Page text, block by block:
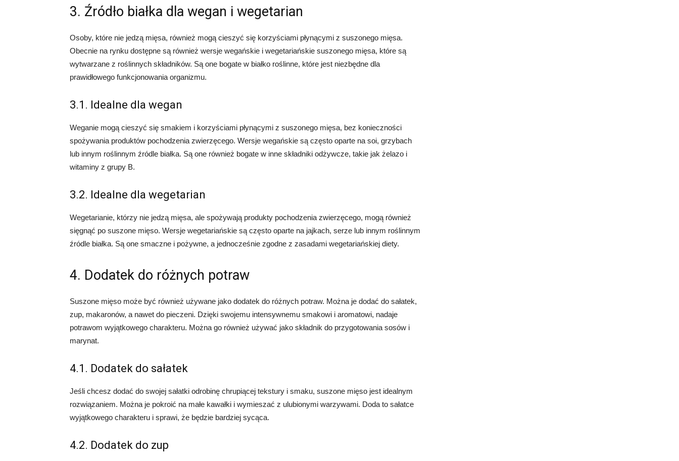
3. Źródło białka dla wegan i wegetarian
Osoby, które nie jedzą mięsa, również mogą cieszyć się korzyściami płynącymi z suszonego mięsa.
Obecnie na rynku dostępne są również wersje wegańskie i wegetariańskie suszonego mięsa, które są
wytwarzane z roślinnych składników. Są one bogate w białko roślinne, które jest niezbędne dla
prawidłowego funkcjonowania organizmu.
3.1. Idealne dla wegan
Weganie mogą cieszyć się smakiem i korzyściami płynącymi z suszonego mięsa, bez konieczności
spożywania produktów pochodzenia zwierzęcego. Wersje wegańskie są często oparte na soi, grzybach
lub innym roślinnym źródle białka. Są one również bogate w inne składniki odżywcze, takie jak żelazo i
witaminy z grupy B.
3.2. Idealne dla wegetarian
Wegetarianie, którzy nie jedzą mięsa, ale spożywają produkty pochodzenia zwierzęcego, mogą również
sięgnąć po suszone mięso. Wersje wegetariańskie są często oparte na jajkach, serze lub innym roślinnym
źródle białka. Są one smaczne i pożywne, a jednocześnie zgodne z zasadami wegetariańskiej diety.
4. Dodatek do różnych potraw
Suszone mięso może być również używane jako dodatek do różnych potraw. Można je dodać do sałatek,
zup, makaronów, a nawet do pieczeni. Dzięki swojemu intensywnemu smakowi i aromatowi, nadaje
potrawom wyjątkowego charakteru. Można go również używać jako składnik do przygotowania sosów i
marynat.
4.1. Dodatek do sałatek
Jeśli chcesz dodać do swojej sałatki odrobinę chrupiącej tekstury i smaku, suszone mięso jest idealnym
rozwiązaniem. Można je pokroić na małe kawałki i wymieszać z ulubionymi warzywami. Doda to sałatce
wyjątkowego charakteru i sprawi, że będzie bardziej sycąca.
4.2. Dodatek do zup